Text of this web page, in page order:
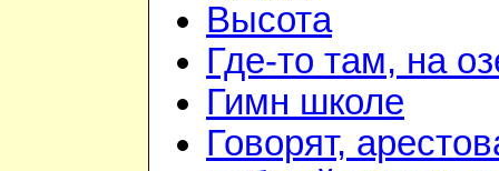
Высота
Где-то там, на
Гимн школе
Говорят,